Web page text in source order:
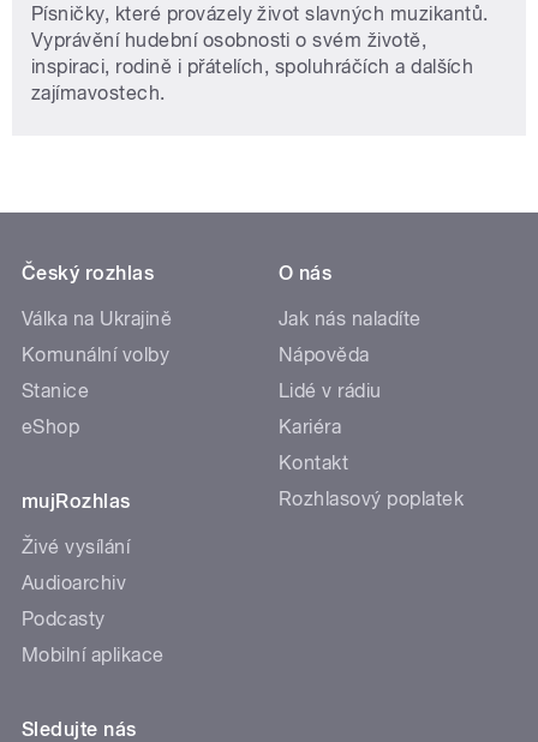
Písničky, které provázely život slavných muzikantů.
Vyprávění hudební osobnosti o svém životě,
inspiraci, rodině i přátelích, spoluhráčích a dalších
zajímavostech.
Český rozhlas
Válka na Ukrajině
Komunální volby
Stanice
eShop
mujRozhlas
Živé vysílání
Audioarchiv
Podcasty
Mobilní aplikace
O nás
Jak nás naladíte
Nápověda
Lidé v rádiu
Kariéra
Kontakt
Rozhlasový poplatek
Sledujte nás